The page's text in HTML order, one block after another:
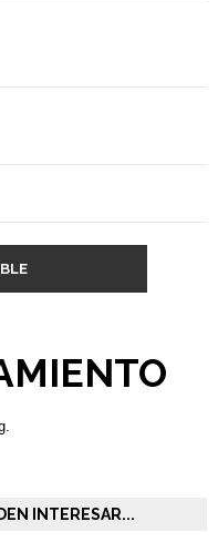
INTERESAR...